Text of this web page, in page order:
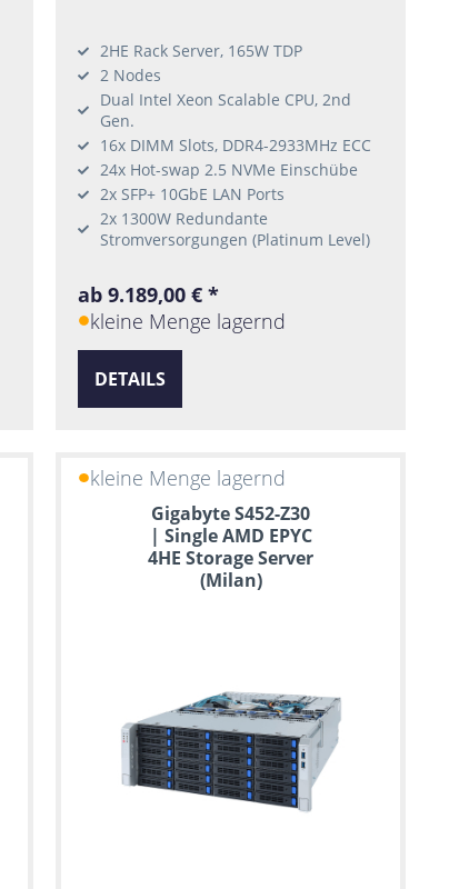
2HE Rack Server, 165W TDP
2 Nodes
Dual Intel Xeon Scalable CPU, 2nd
Gen.
16x DIMM Slots, DDR4-2933MHz ECC
24x Hot-swap 2.5 NVMe Einschübe
2x SFP+ 10GbE LAN Ports
2x 1300W Redundante
Stromversorgungen (Platinum Level)
ab 9.189,00 € *
kleine Menge lagernd
DETAILS
kleine Menge lagernd
Gigabyte S452-Z30
| Single AMD EPYC
4HE Storage Server
(Milan)